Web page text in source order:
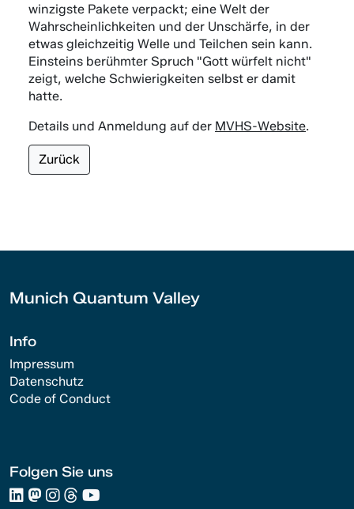
winzigste Pakete verpackt; eine Welt der
Wahrscheinlichkeiten und der Unschärfe, in der
etwas gleichzeitig Welle und Teilchen sein kann.
Einsteins berühmter Spruch "Gott würfelt nicht"
zeigt, welche Schwierigkeiten selbst er damit
hatte.
Details und Anmeldung auf der MVHS-Website.
Zurück
Munich Quantum Valley
Info
Impressum
Datenschutz
Code of Conduct
Folgen Sie uns